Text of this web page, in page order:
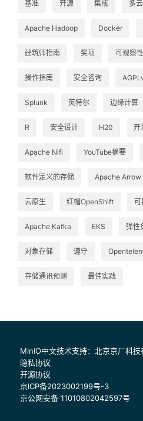
基准 开源 集成 多云
Apache Hadoop Docker
建筑师指南 奖项 可观察性
操作指南 安全咨询
Splunk 英特尔 边缘计算
R 安全设计 H20 开
Apache Nifi YouTube摘要
软件定义的存储 Apache Arrow
云原生 红帽OpenShift 可
Apache Kafka EKS 弹性
对象存储 遵守
存储通讯预测 最佳实践
MinIO中文技术支持：北京京厂科技
隐私协议
开源协议
京ICP备2023002199号-3
京公网安备 11010802042597号